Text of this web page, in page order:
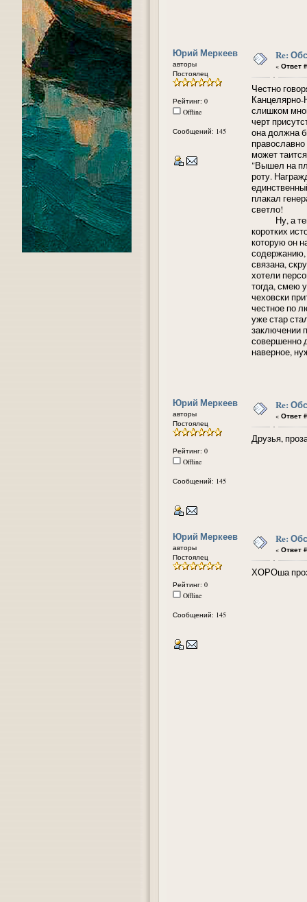
Юрий Меркеев
авторы
Постоялец
Рейтинг: 0
Offline
Сообщений: 145
Re:
« Ответ
Честно
Канцелярно-
слишком
черт
она должна
может
"Вышел на
роту.
плакал
светло!
Ну, а
коротких
которую он
связана,
хотели
тогда, смею
чеховски
честное по
уже стар
заключении
совершенно
наверное,
Юрий Меркеев
авторы
Постоялец
Рейтинг: 0
Offline
Сообщений: 145
Re:
« Ответ
Друзья,
Юрий Меркеев
авторы
Постоялец
Рейтинг: 0
Offline
Сообщений: 145
Re:
« Ответ
ХОРОша